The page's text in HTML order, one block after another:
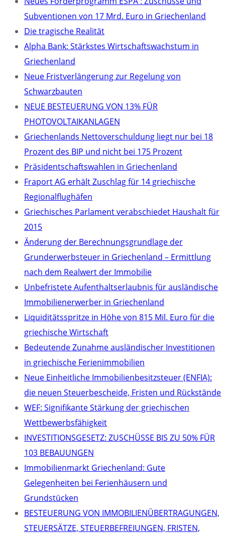
Subventionen von 17 Mrd. Euro in Griechenland
Die tragische Realität
Alpha Bank: Stärkstes Wirtschaftswachstum in
Griechenland
Neue Fristverlängerung zur Regelung von
Schwarzbauten
NEUE BESTEUERUNG VON 13% FÜR
PHOTOVOLTAIKANLAGEN
Griechenlands Nettoverschuldung liegt nur bei 18
Prozent des BIP und nicht bei 175 Prozent
Präsidentschaftswahlen in Griechenland
Fraport AG erhält Zuschlag für 14 griechische
Regionalflughäfen
Griechisches Parlament verabschiedet Haushalt für
2015
Änderung der Berechnungsgrundlage der
Grunderwerbsteuer in Griechenland – Ermittlung
nach dem Realwert der Immobilie
Unbefristete Aufenthaltserlaubnis für ausländische
Immobilienerwerber in Griechenland
Liquiditätsspritze in Höhe von 815 Mil. Euro für die
griechische Wirtschaft
Bedeutende Zunahme ausländischer Investitionen
in griechische Ferienimmobilien
Neue Einheitliche Immobilienbesitzsteuer (ENFIA):
die neuen Steuerbescheide, Fristen und Rückstände
WEF: Signifikante Stärkung der griechischen
Wettbewerbsfähigkeit
INVESTITIONSGESETZ: ZUSCHÜSSE BIS ZU 50% FÜR
103 BEBAUUNGEN
Immobilienmarkt Griechenland: Gute
Gelegenheiten bei Ferienhäusern und
Grundstücken
BESTEUERUNG VON IMMOBILIENÜBERTRAGUNGEN,
STEUERSÄTZE, STEUERBEFREIUNGEN, FRISTEN,